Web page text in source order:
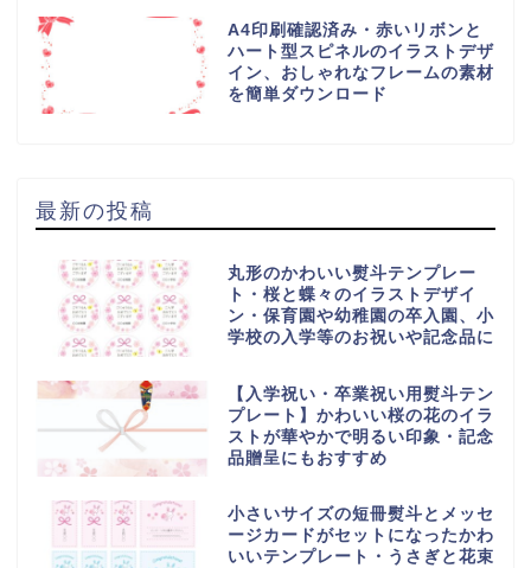
A4印刷確認済み・赤いリボンと
ハート型スピネルのイラストデザ
イン、おしゃれなフレームの素材
を簡単ダウンロード
最新の投稿
丸形のかわいい熨斗テンプレー
ト・桜と蝶々のイラストデザイ
ン・保育園や幼稚園の卒入園、小
学校の入学等のお祝いや記念品に
【入学祝い・卒業祝い用熨斗テン
プレート】かわいい桜の花のイラ
ストが華やかで明るい印象・記念
品贈呈にもおすすめ
小さいサイズの短冊熨斗とメッセ
ージカードがセットになったかわ
いいテンプレート・うさぎと花束